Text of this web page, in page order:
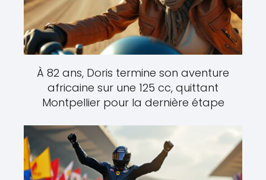
À 82 ans, Doris termine son aventure
africaine sur une 125 cc, quittant
Montpellier pour la dernière étape